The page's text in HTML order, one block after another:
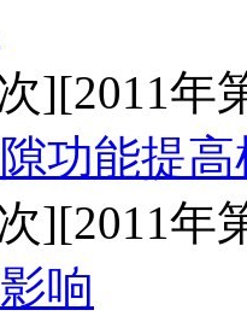
][2011年
功能提高
][2011年
响